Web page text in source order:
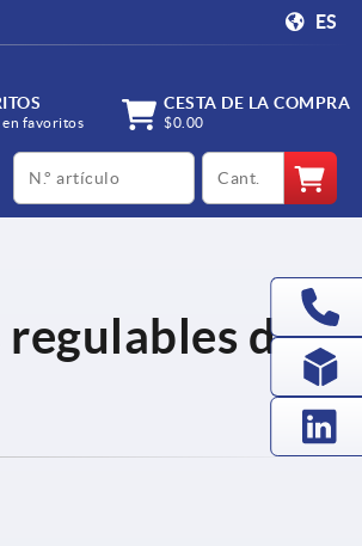
ES
favoritos
CESTA DE LA COMPRA
$0.00
productCode qty
de